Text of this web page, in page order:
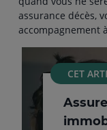
assurance décès,
accompagnement
CET